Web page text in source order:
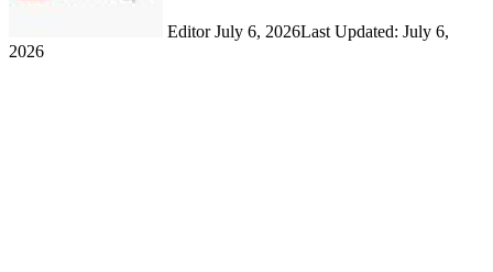
Editor July 6, 2026Last Updated: July 6,
2026